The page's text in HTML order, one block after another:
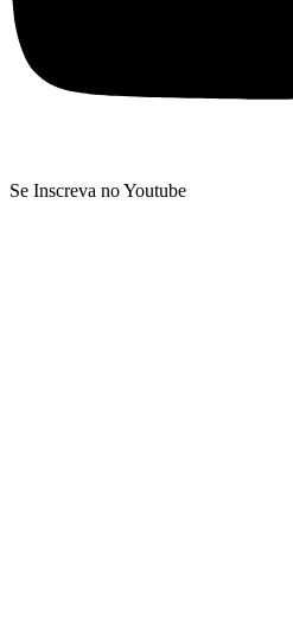
Se Inscreva no Youtube